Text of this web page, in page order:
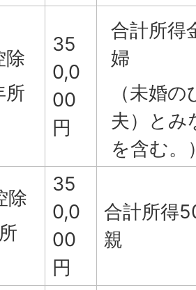
除
所
35
0,0
00
円
合計所得
婦
（未婚
夫）とみ
を含む。
除
35
0,0
00
円
合計所得
親